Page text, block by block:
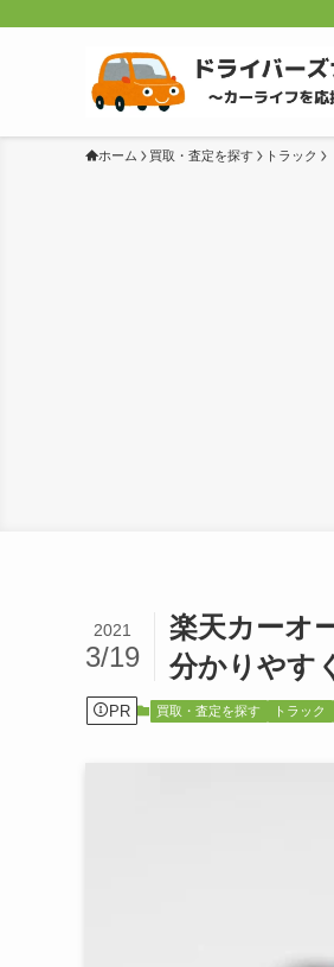
ホーム 買取・査定を探す トラック
楽天カーオ
分かりやす
2021
3/19
PR 買取・査定を探す トラック